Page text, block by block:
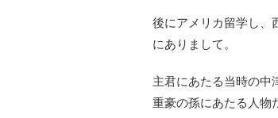
後にアメリカ留学し、
にありまして。
主君にあたる当時の中
重豪の孫にあたる人物